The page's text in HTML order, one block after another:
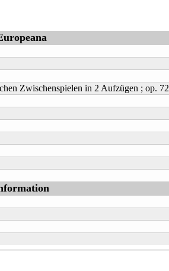
Zwischenspielen in 2 Aufzügen ; op. 72